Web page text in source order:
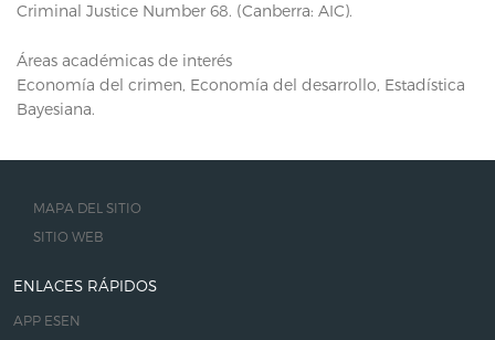
Criminal Justice Number 68. (Canberra: AIC).
Áreas académicas de interés
Economía del crimen, Economía del desarrollo, Estadística
Bayesiana.
MAPA DEL SITIO
SITIO WEB
ENLACES RÁPIDOS
APP ESEN